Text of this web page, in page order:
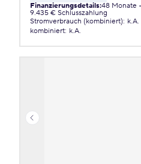
Finanzierungsdetails:48 Monate
9.435 € Schlusszahlung
Stromverbrauch (kombiniert): k.A.
kombiniert: k.A.